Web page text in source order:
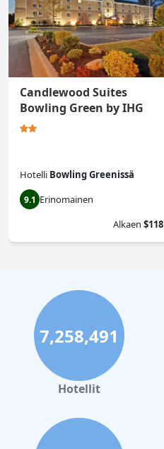
Candlewood Suites
Bowling Green by IHG
Hotelli Bowling Greenissä
9.1 Erinomainen
Alkaen $118
7,258,491
Hotellit